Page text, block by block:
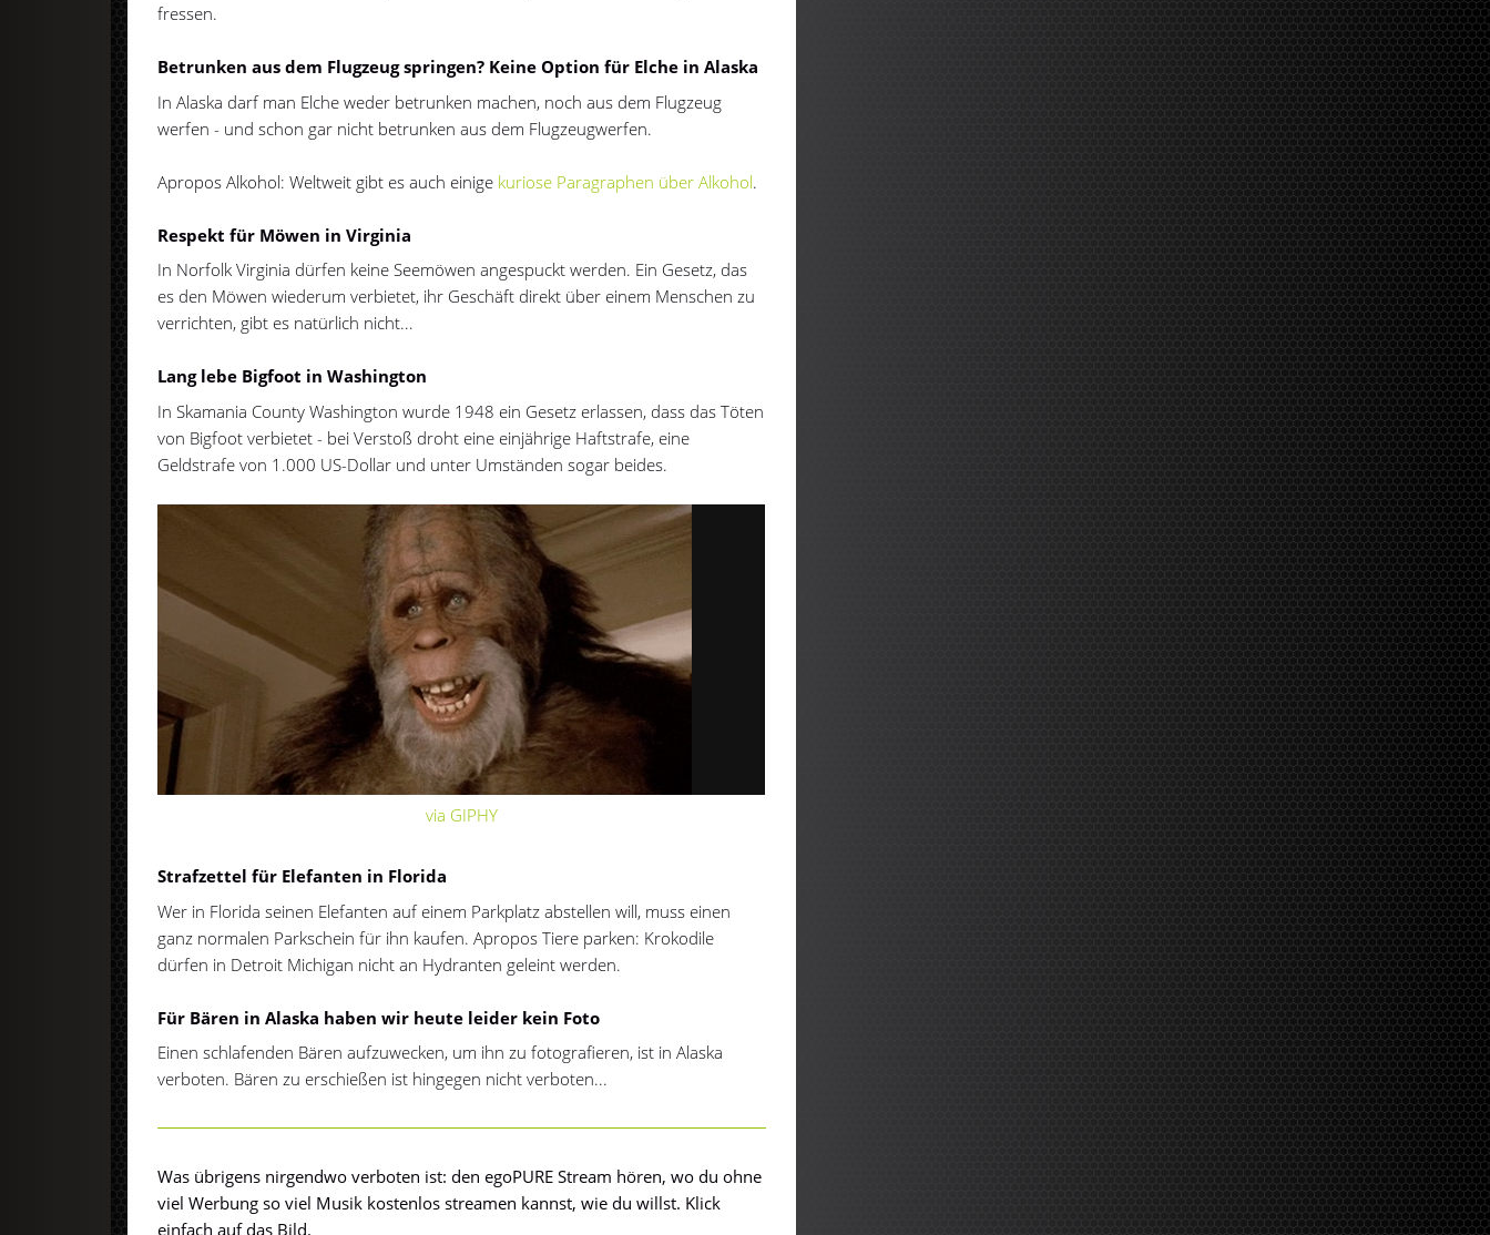
fressen.
Betrunken aus dem Flugzeug springen? Keine Option für Elche in Alaska
In Alaska darf man Elche weder betrunken machen, noch aus dem Flugzeug
werfen - und schon gar nicht betrunken aus dem Flugzeugwerfen.
Apropos Alkohol: Weltweit gibt es auch einige kuriose Paragraphen über Alkohol.
Respekt für Möwen in Virginia
In Norfolk Virginia dürfen keine Seemöwen angespuckt werden. Ein Gesetz, das
es den Möwen wiederum verbietet, ihr Geschäft direkt über einem Menschen zu
verrichten, gibt es natürlich nicht...
Lang lebe Bigfoot in Washington
In Skamania County Washington wurde 1948 ein Gesetz erlassen, dass das Töten
von Bigfoot verbietet - bei Verstoß droht eine einjährige Haftstrafe, eine
Geldstrafe von 1.000 US-Dollar und unter Umständen sogar beides.
via GIPHY
Strafzettel für Elefanten in Florida
Wer in Florida seinen Elefanten auf einem Parkplatz abstellen will, muss einen
ganz normalen Parkschein für ihn kaufen. Apropos Tiere parken: Krokodile
dürfen in Detroit Michigan nicht an Hydranten geleint werden.
Für Bären in Alaska haben wir heute leider kein Foto
Einen schlafenden Bären aufzuwecken, um ihn zu fotografieren, ist in Alaska
verboten. Bären zu erschießen ist hingegen nicht verboten...
Was übrigens nirgendwo verboten ist: den egoPURE Stream hören, wo du ohne
viel Werbung so viel Musik kostenlos streamen kannst, wie du willst. Klick
einfach auf das Bild.